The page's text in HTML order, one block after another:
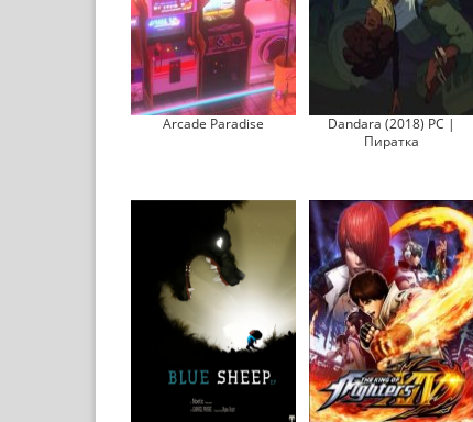
Arcade Paradise
Dandara (2018) PC |
Пиратка